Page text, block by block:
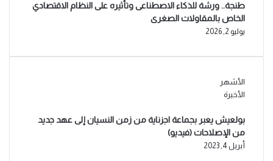
طنجة.. ورشة للذكاء الاصطناعى وتأثيره على النظام الاقتصادي
الخاص بالمقاولات الصغرى
يوليو 2, 2026
الأشهر
الأخيرة
بولعيش يعبر بجماعة اجزناية من زمن النسيان إلى عهد جديد
من الإصلاحات (فيديو)
أبريل 4, 2023